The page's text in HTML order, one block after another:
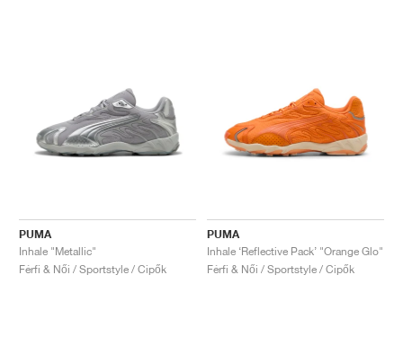
PUMA
Inhale "Metallic"
Férfi & Női / Sportstyle / Cipők
PUMA
Inhale ‘Reflective Pack’ "Orange Glo"
Férfi & Női / Sportstyle / Cipők